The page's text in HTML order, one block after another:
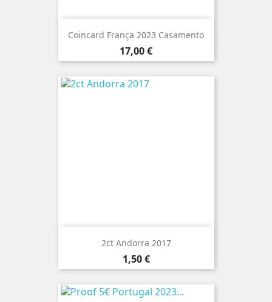
Coincard França 2023 Casamento
Preço
17,00 €
2ct Andorra 2017
Preço
1,50 €